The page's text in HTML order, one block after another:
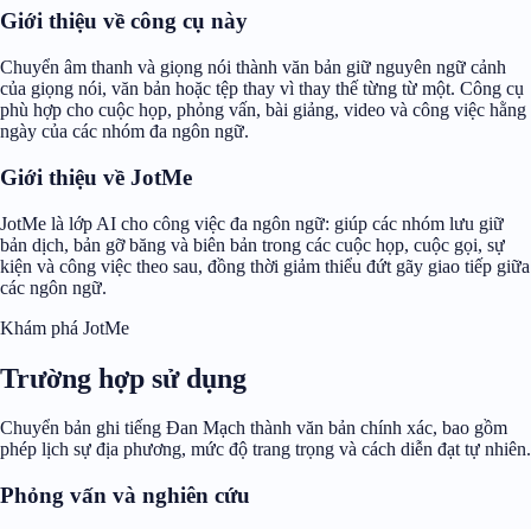
Giới thiệu về công cụ này
Chuyển âm thanh và giọng nói thành văn bản giữ nguyên ngữ cảnh
của giọng nói, văn bản hoặc tệp thay vì thay thế từng từ một. Công cụ
phù hợp cho cuộc họp, phỏng vấn, bài giảng, video và công việc hằng
ngày của các nhóm đa ngôn ngữ.
Giới thiệu về JotMe
JotMe là lớp AI cho công việc đa ngôn ngữ: giúp các nhóm lưu giữ
bản dịch, bản gỡ băng và biên bản trong các cuộc họp, cuộc gọi, sự
kiện và công việc theo sau, đồng thời giảm thiểu đứt gãy giao tiếp giữa
các ngôn ngữ.
Khám phá JotMe
Trường hợp sử dụng
Chuyển bản ghi tiếng Đan Mạch thành văn bản chính xác, bao gồm
phép lịch sự địa phương, mức độ trang trọng và cách diễn đạt tự nhiên.
Phỏng vấn và nghiên cứu